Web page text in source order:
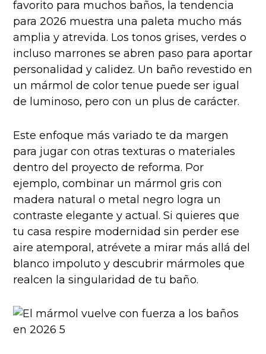
favorito para muchos baños, la tendencia
para 2026 muestra una paleta mucho más
amplia y atrevida. Los tonos grises, verdes o
incluso marrones se abren paso para aportar
personalidad y calidez. Un baño revestido en
un mármol de color tenue puede ser igual
de luminoso, pero con un plus de carácter.
Este enfoque más variado te da margen
para jugar con otras texturas o materiales
dentro del proyecto de reforma. Por
ejemplo, combinar un mármol gris con
madera natural o metal negro logra un
contraste elegante y actual. Si quieres que
tu casa respire modernidad sin perder ese
aire atemporal, atrévete a mirar más allá del
blanco impoluto y descubrir mármoles que
realcen la singularidad de tu baño.